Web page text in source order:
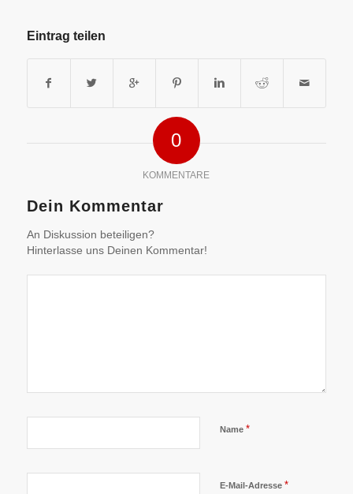
Eintrag teilen
0
KOMMENTARE
Dein Kommentar
An Diskussion beteiligen?
Hinterlasse uns Deinen Kommentar!
Name *
E-Mail-Adresse *